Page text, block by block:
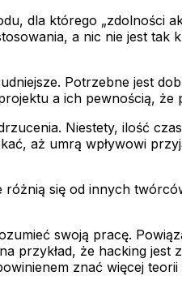
dla którego „zdolności
a nic nie jest tak
Potrzebne jest
a ich pewnością, że
Niestety, ilość
aż umrą wpływowi
się od innych
swoją pracę.
przykład, że hacking jest
znać więcej